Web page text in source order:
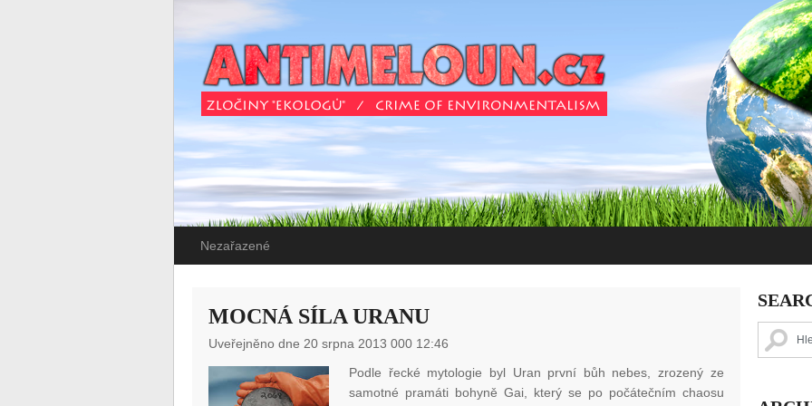
Nezařazené
MOCNÁ SÍLA URANU
Uveřejněno dne 20 srpna 2013 000 12:46
Podle řecké mytologie byl Uran první bůh nebes, zrozený ze
samotné pramáti bohyně Gai, který se po počátečním chaosu